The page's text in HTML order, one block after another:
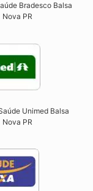
Bradesco Balsa
Nova PR
Unimed Balsa
Nova PR